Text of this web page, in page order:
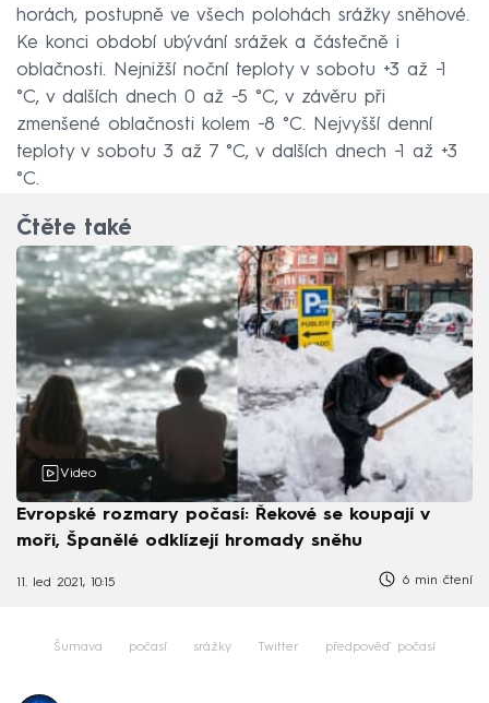
horách, postupně ve všech polohách srážky sněhové.
Ke konci období ubývání srážek a částečně i
oblačnosti. Nejnižší noční teploty v sobotu +3 až −1
°C, v dalších dnech 0 až −5 °C, v závěru při
zmenšené oblačnosti kolem −8 °C. Nejvyšší denní
teploty v sobotu 3 až 7 °C, v dalších dnech −1 až +3
°C.
Čtěte také
Video
Evropské rozmary počasí: Řekové se koupají v
moři, Španělé odklízejí hromady sněhu
11. led 2021, 10:15 6 min čtení
Šumava počasí srážky Twitter předpověď počasí